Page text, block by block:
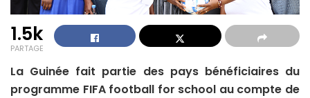
1.5k
PARTAGE
La Guinée fait partie des pays bénéficiaires du
programme FIFA football for school au compte de